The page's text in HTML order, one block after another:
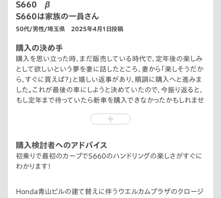
S660 β
S660は家族の一員さん
50代/男性/埼玉県 2025年4月1日投稿
購入の決め手
購入を思い立った時、まだ販売している時代で、定年後の楽しみ
として欲しいという夢を妻に話したところ、妻から「楽しそうだか
ら、すぐに買えば？」と嬉しい返事があり、順調に購入へと進みま
した。これが最後の車にしようと決めていたので、今振り返ると、
もし定年まで待っていたら新車を購入できなかったかもしれませ
購入検討者へのアドバイス
初乗りで最初のカーブでS660のハンドリングの楽しさがすぐに
わかります！
Honda青山ビルの建て替えに伴うウエルカムプラザのクロージ